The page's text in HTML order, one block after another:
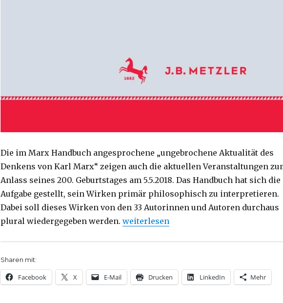
Die im Marx Handbuch angesprochene „ungebrochene Aktualität des
Denkens von Karl Marx“ zeigen auch die aktuellen Veranstaltungen
Anlass seines 200. Geburtstages am 5.5.2018. Das Handbuch hat sich die
Aufgabe gestellt, sein Wirken primär philosophisch zu interpretieren.
Dabei soll dieses Wirken von den 33 Autorinnen und Autoren durchaus
plural wiedergegeben werden. „Karl Marx für heute, Rezension von
weiterlesen
Sharen mit:
Facebook X E-Mail Drucken LinkedIn Mehr